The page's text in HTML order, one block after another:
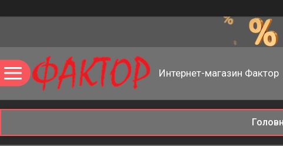
Интернет-магазин Фактор